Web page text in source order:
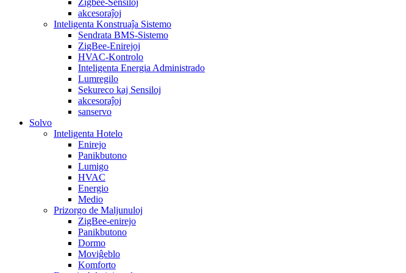
Zigbee-Sensiloj
akcesoraĵoj
Inteligenta Konstruaĵa Sistemo
Sendrata BMS-Sistemo
ZigBee-Enirejoj
HVAC-Kontrolo
Inteligenta Energia Administrado
Lumregilo
Sekureco kaj Sensiloj
akcesoraĵoj
sanservo
Solvo
Inteligenta Hotelo
Enirejo
Panikbutono
Lumigo
HVAC
Energio
Medio
Prizorgo de Maljunuloj
ZigBee-enirejo
Panikbutono
Dormo
Moviĝeblo
Komforto